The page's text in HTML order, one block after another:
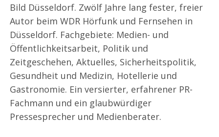
Bild Düsseldorf. Zwölf Jahre lang fester, freier
Autor beim WDR Hörfunk und Fernsehen in
Düsseldorf. Fachgebiete: Medien- und
Öffentlichkeitsarbeit, Politik und
Zeitgeschehen, Aktuelles, Sicherheitspolitik,
Gesundheit und Medizin, Hotellerie und
Gastronomie. Ein versierter, erfahrener PR-
Fachmann und ein glaubwürdiger
Pressesprecher und Medienberater.